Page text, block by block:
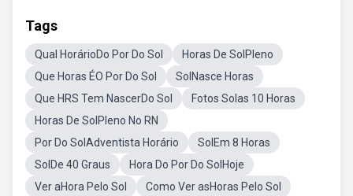
Tags
Qual HorárioDo Por Do Sol
Horas De SolPleno
Que Horas ÉO Por Do Sol
SolNasce Horas
Que HRS Tem NascerDo Sol
Fotos Solas 10 Horas
Horas De SolPleno No RN
Por Do SolAdventista Horário
SolEm 8 Horas
SolDe 40 Graus
Hora Do Por Do SolHoje
Ver aHora Pelo Sol
Como Ver asHoras Pelo Sol